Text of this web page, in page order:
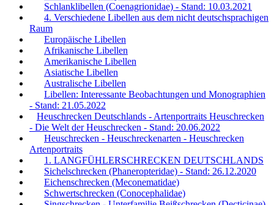
Schlanklibellen (Coenagrionidae) - Stand: 10.03.2021
4. Verschiedene Libellen aus dem nicht deutschsprachigen
Raum
Europäische Libellen
Afrikanische Libellen
Amerikanische Libellen
Asiatische Libellen
Australische Libellen
Libellen: Interessante Beobachtungen und Monographien
- Stand: 21.05.2022
Heuschrecken Deutschlands - Artenportraits Heuschrecken
- Die Welt der Heuschrecken - Stand: 20.06.2022
Heuschrecken - Heuschreckenarten - Heuschrecken
Artenportraits
1. LANGFÜHLERSCHRECKEN DEUTSCHLANDS
Sichelschrecken (Phaneropteridae) - Stand: 26.12.2020
Eichenschrecken (Meconematidae)
Schwertschrecken (Conocephalidae)